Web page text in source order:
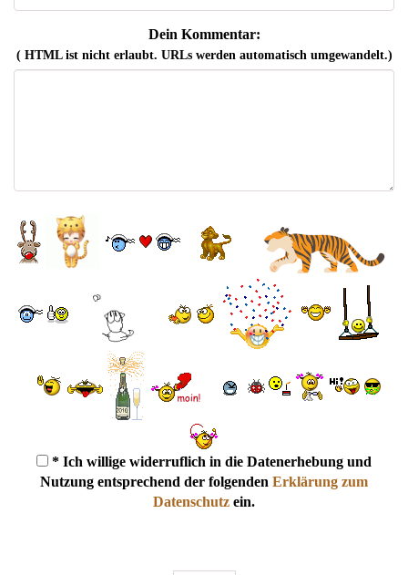
Dein Kommentar:
( HTML ist nichterlaubt. URLs werden automatisch umgewandelt.)
* Ich willige widerruflich in die Datenerhebung und
Nutzung entsprechend der folgenden Erklärung zum
Datenschutz ein.